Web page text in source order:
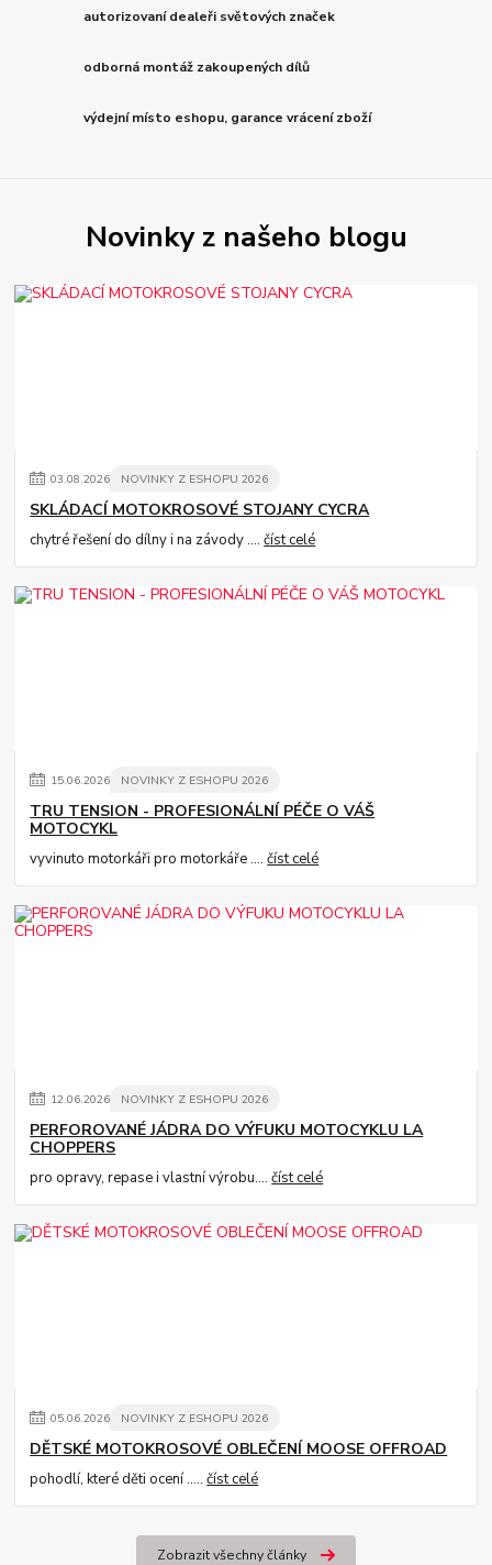
autorizovaní dealeři světových značek
odborná montáž zakoupených dílů
výdejní místo eshopu, garance vrácení zboží
Novinky z našeho blogu
03.08.2026 NOVINKY Z ESHOPU 2026
SKLÁDACÍ MOTOKROSOVÉ STOJANY CYCRA
chytré řešení do dílny i na závody ....číst celé
15.06.2026 NOVINKY Z ESHOPU 2026
TRU TENSION - PROFESIONÁLNÍ PÉČE O VÁŠ
MOTOCYKL
vyvinuto motorkáři pro motorkáře ....číst celé
12.06.2026 NOVINKY Z ESHOPU 2026
PERFOROVANÉ JÁDRA DO VÝFUKU MOTOCYKLU LA
CHOPPERS
pro opravy, repase i vlastní výrobu....číst celé
05.06.2026 NOVINKY Z ESHOPU 2026
DĚTSKÉ MOTOKROSOVÉ OBLEČENÍ MOOSE OFFROAD
pohodlí, které děti ocení .....číst celé
Zobrazit všechny články